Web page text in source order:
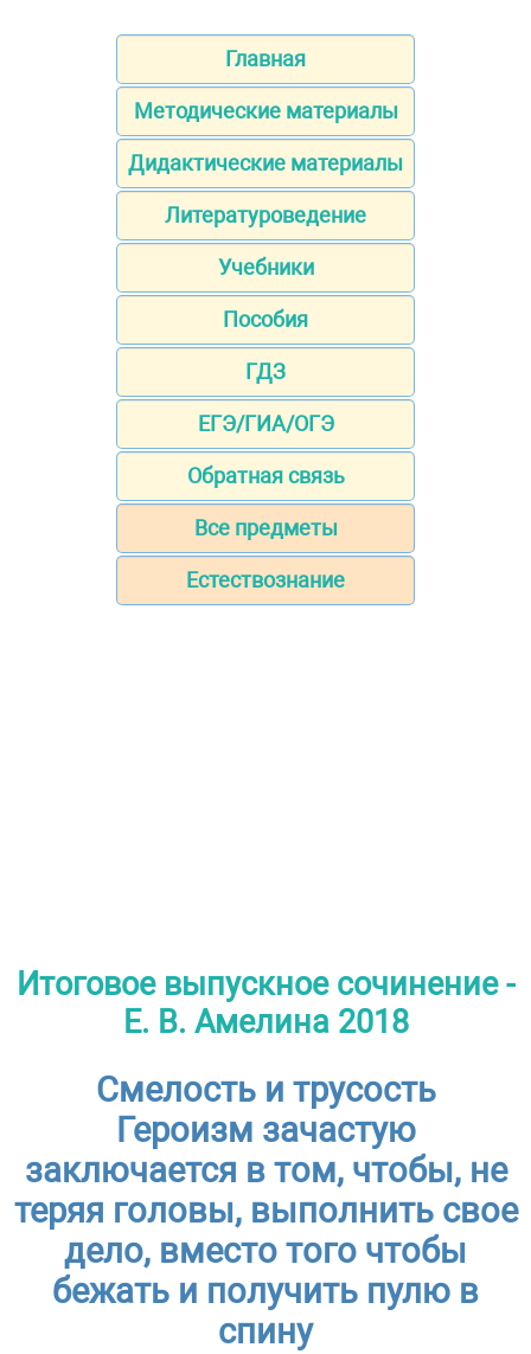
Главная
Методические материалы
Дидактические материалы
Литературоведение
Учебники
Пособия
ГДЗ
ЕГЭ/ГИА/ОГЭ
Обратная связь
Все предметы
Естествознание
Итоговое выпускное сочинение -
Е. В. Амелина 2018
Смелость и трусость
Героизм зачастую
заключается в том, чтобы, не
теряя головы, выполнить свое
дело, вместо того чтобы
бежать и получить пулю в
спину